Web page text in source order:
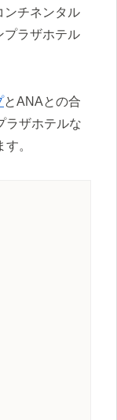
ンチネンタル
プラザホテル
とANAとの合
ラザホテルな
。